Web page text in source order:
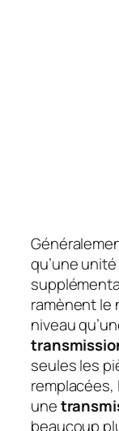
qu’une
ramènent le
niveau
seules les
une
beaucoup